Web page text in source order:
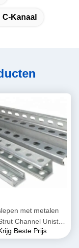
Kanaal
met metalen
Channel Unistrut
41x41
Beste Prijs